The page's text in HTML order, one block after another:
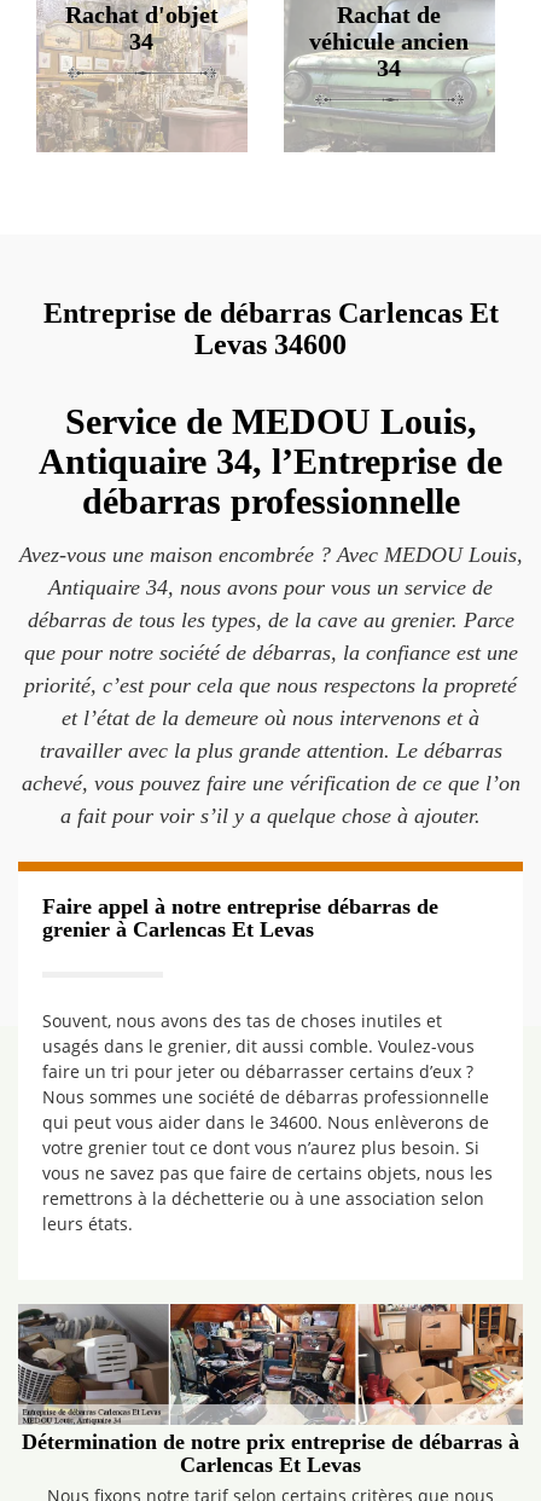
Rachat d'objet
34
Rachat de
véhicule ancien
34
Entreprise de débarras Carlencas Et
Levas 34600
Service de MEDOU Louis,
Antiquaire 34, l’Entreprise de
débarras professionnelle
Avez-vous une maison encombrée ? Avec MEDOU Louis,
Antiquaire 34, nous avons pour vous un service de
débarras de tous les types, de la cave au grenier. Parce
que pour notre société de débarras, la confiance est une
priorité, c’est pour cela que nous respectons la propreté
et l’état de la demeure où nous intervenons et à
travailler avec la plus grande attention. Le débarras
achevé, vous pouvez faire une vérification de ce que l’on
a fait pour voir s’il y a quelque chose à ajouter.
Faire appel à notre entreprise débarras de
grenier à Carlencas Et Levas
Souvent, nous avons des tas de choses inutiles et
usagés dans le grenier, dit aussi comble. Voulez-vous
faire un tri pour jeter ou débarrasser certains d’eux ?
Nous sommes une société de débarras professionnelle
qui peut vous aider dans le 34600. Nous enlèverons de
votre grenier tout ce dont vous n’aurez plus besoin. Si
vous ne savez pas que faire de certains objets, nous les
remettrons à la déchetterie ou à une association selon
leurs états.
Détermination de notre prix entreprise de débarras à
Carlencas Et Levas
Nous fixons notre tarif selon certains critères que nous